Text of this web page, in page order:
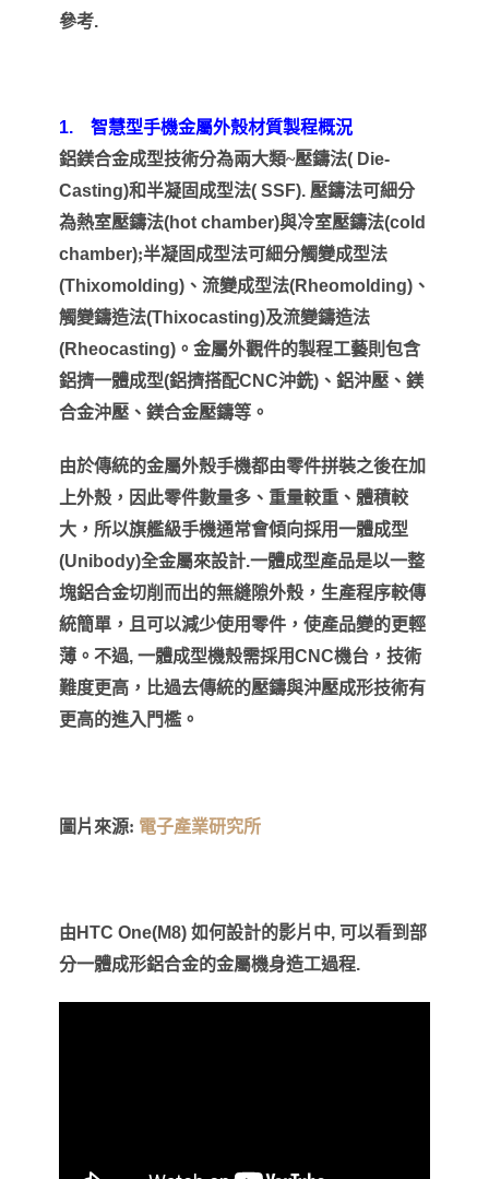
參考.
1.
智慧型手機金屬外殼材質製程概況
鋁鎂合金成型技術分為兩大類~壓鑄法( Die-
Casting)和半凝固成型法( SSF). 壓鑄法可細分
為熱室壓鑄法(hot chamber)與冷室壓鑄法(cold
chamber);半凝固成型法可細分觸變成型法
(Thixomolding) 、流變成型法(Rheomolding) 、
觸變鑄造法(Thixocasting)及流變鑄造法
(Rheocasting) 。金屬外觀件的製程工藝則包含
鋁擠一體成型(鋁擠搭配CNC沖銑) 、鋁沖壓、鎂
合金沖壓、鎂合金壓鑄等。
由於傳統的金屬外殼手機都由零件拼裝之後在加
上外殼，因此零件數量多、重量較重、體積較
大，所以旗艦級手機通常會傾向採用一體成型
(Unibody)全金屬來設計.一體成型產品是以一整
塊鋁合金切削而出的無縫隙外殼，生產程序較傳
統簡單，且可以減少使用零件，使產品變的更輕
薄。不過, 一體成型機殼需採用CNC機台，技術
難度更高，比過去傳統的壓鑄與沖壓成形技術有
更高的進入門檻。
圖片來源: 電子產業研究所
由 HTC One(M8) 如何設計的影片中, 可以看到部
分一體成形鋁合金的金屬機身造工過程.